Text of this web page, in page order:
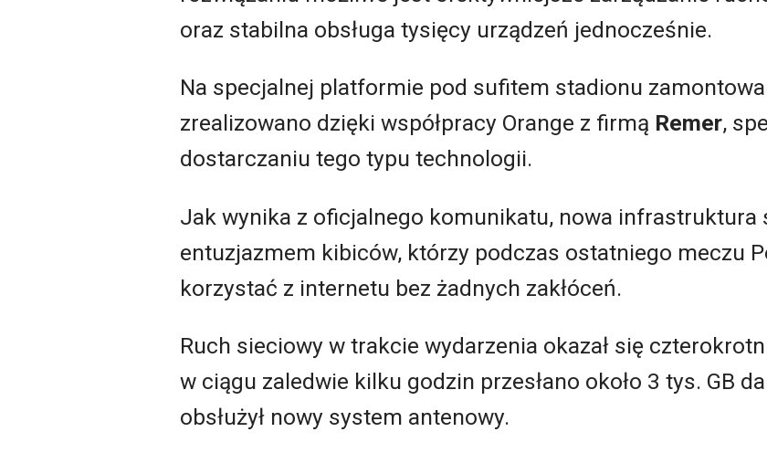
oraz stabilna obsługa tysięcy urządzeń jednocześnie.
Na specjalnej platformie pod sufitem stadionu
zrealizowano dzięki współpracy Orange z firmą Remer,
dostarczaniu tego typu technologii.
Jak wynika z oficjalnego komunikatu, nowa infrastruktura
entuzjazmem kibiców, którzy podczas ostatniego meczu
korzystać z internetu bez żadnych zakłóceń.
Ruch sieciowy w trakcie wydarzenia okazał się
w ciągu zaledwie kilku godzin przesłano około 3 tys. GB
obsłużył nowy system antenowy.